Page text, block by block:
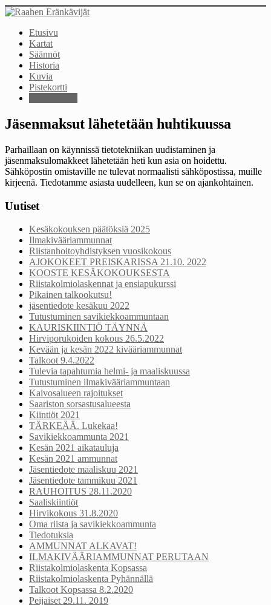
Etusivu
Kartat
Säännöt
Historia
Kuvia
Pistekortti
Jäsenmaksut lähetetään huhtikuussa
Parhaillaan on käynnissä tietotekniikan uudistaminen ja
jäsenmaksulomakkeet lähetetään heti kun asia on hoidettu.
Sähköpostin omistaville ne tulevat normaalisti sähköpostissa, muille
kirjeenä. Tiedotamme asiasta uudelleen, kun se on ajankohtainen.
Uutiset
Kesäkokouksen päätöksiä 2025
Ilmakivääriammunnat
Riistanhoitoyhdistyksen vuosikokous
AJOKOKEET PREISKARISSA 21.10. 2022
KOOSTE KESÄKOKOUKSESTA
Riistakolmiolaskennat ja ensiapukurssi
Pikainen talkookutsu!
jäsentiedote kesäkuu 2022
Tutustuminen savikiekkoammuntaan
KAURISKIINTIÖ TÄYNNÄ
Hirviporukoiden kokous 26.5.2022
Kevään ja kesän 2022 kivääriammunnat
Talkoot 9.4.2022
Tulevia tapahtumia helmi- ja maaliskuussa
Tutustuminen ilmakivääriammuntaan
Kaivosalueen rajoitukset
Saariston sorsastusalueesta
Kiintiöt 2021
TÄRKEÄÄ. Lukekaa!
Savikiekkoammunta 2021
Kesän 2021 aikatauluja
Kesän 2021 ammunnat
Jäsentiedote maaliskuu 2021
Jäsentiedote tammikuu 2021
RAUHOITUS 28.11.2020
Saaliskiintiöt
Hirvikokous 31.8.2020
Oma riista ja savikiekkoammunta
Tiedotuksia
AMMUNNAT ALKAVAT!
ILMAKIVÄÄRIAMMUNNAT PERUTAAN
Riistakolmiolaskenta Kopsassa
Riistakolmiolaskenta Pyhännällä
Talkoot Kopsassa 8.2.2020
Peijaiset 29.11. 2019